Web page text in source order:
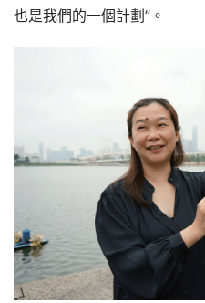
也是我們的一個計劃”。